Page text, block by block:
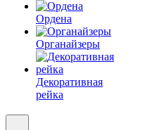
Ордена
Органайзеры
Декоративная
рейка